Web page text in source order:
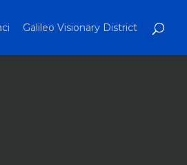
Galileo Visionary District